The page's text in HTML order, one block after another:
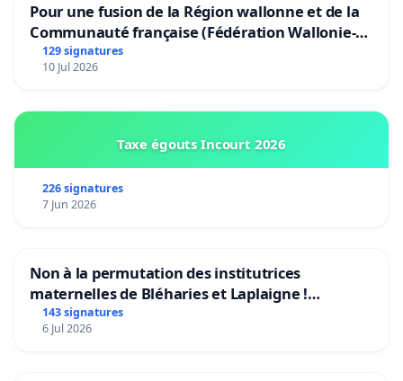
Pour une fusion de la Région wallonne et de la
Communauté française (Fédération Wallonie-
Bruxelles)
129 signatures
10 Jul 2026
Taxe égouts Incourt 2026
226 signatures
7 Jun 2026
Non à la permutation des institutrices
maternelles de Bléharies et Laplaigne !
Préservons la stabilité de nos enfants.
143 signatures
6 Jul 2026